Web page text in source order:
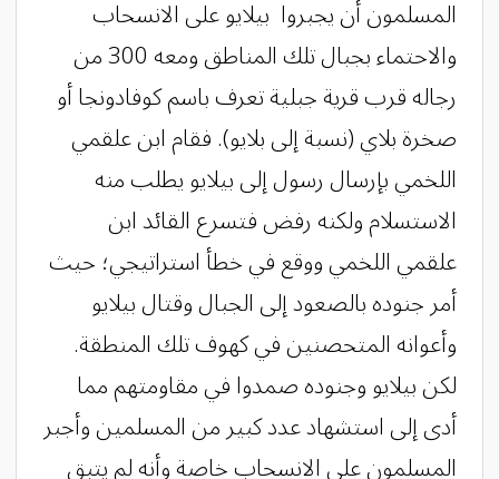
المسلمون أن يجبروا بيلايو على الانسحاب
والاحتماء بجبال تلك المناطق ومعه 300 من
رجاله قرب قرية جبلية تعرف باسم كوفادونجا أو
صخرة بلاي (نسبة إلى بلايو). فقام ابن علقمي
اللخمي بإرسال رسول إلى بيلايو يطلب منه
الاستسلام ولكنه رفض فتسرع القائد ابن
علقمي اللخمي ووقع في خطأ استراتيجي؛ حيث
أمر جنوده بالصعود إلى الجبال وقتال بيلايو
وأعوانه المتحصنين في كهوف تلك المنطقة.
لكن بيلايو وجنوده صمدوا في مقاومتهم مما
أدى إلى استشهاد عدد كبير من المسلمين وأجبر
المسلمون على الانسحاب خاصة وأنه لم يتبق